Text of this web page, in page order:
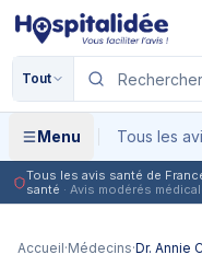
Aller au contenu
Tout
Menu Tous les
Tous les avis santé de
santé · Avis modérés
Accueil·Médecins·Dr. Annie